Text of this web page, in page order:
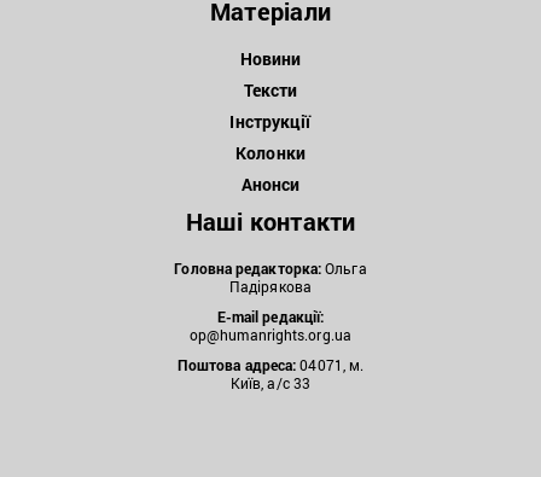
Матеріали
Новини
Тексти
Інструкції
Колонки
Анонси
Наші контакти
Головна редакторка:Ольга
Падірякова
E-mail редакції:
op@humanrights.org.ua
Поштова адреса:04071, м.
Київ, а/с 33